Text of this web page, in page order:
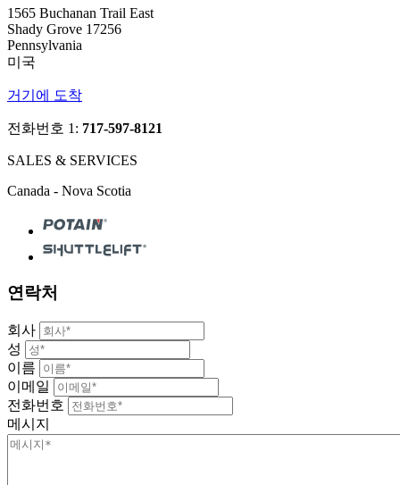
1565 Buchanan Trail East
Shady Grove 17256
Pennsylvania
미국
거기에 도착
전화번호 1: 717-597-8121
SALES & SERVICES
Canada - Nova Scotia
연락처
회사
성
이름
이메일
전화번호
메시지